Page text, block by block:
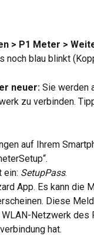
> P1 Meter >
blau blinkt
neuer: Sie werden
zu verbinden.
auf Ihrem
ein: SetupPass.
App. Es kann die
Diese
Netzwerk
hat.